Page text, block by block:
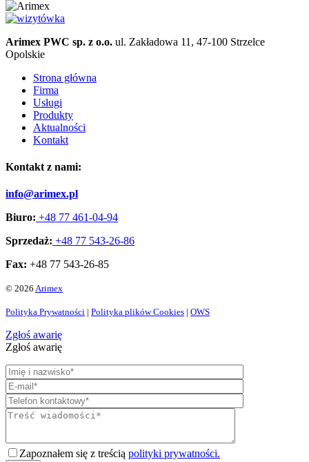
Arimex PWC sp. z o.o. ul. Zakładowa 11, 47-100 Strzelce
Opolskie
Strona główna
Firma
Usługi
Produkty
Aktualności
Kontakt
Kontakt z nami:
info@arimex.pl
Biuro: +48 77 461-04-94
Sprzedaż: +48 77 543-26-86
Fax: +48 77 543-26-85
© 2026 Arimex
Polityka Prywatności | Polityka plików Cookies | OWS
Zgłoś awarię
Zgłoś awarię
Zapoznałem się z treścią polityki prywatności.